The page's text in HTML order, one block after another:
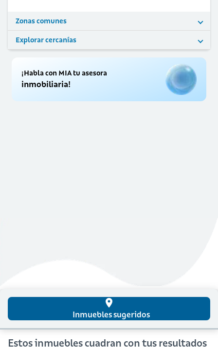
Zonas comunes
Explorar cercanías
¡Habla con MIA tu asesora
inmobiliaria!
place
Inmuebles sugeridos
Estos inmuebles cuadran con tus resultados